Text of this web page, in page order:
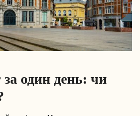
один день: чи